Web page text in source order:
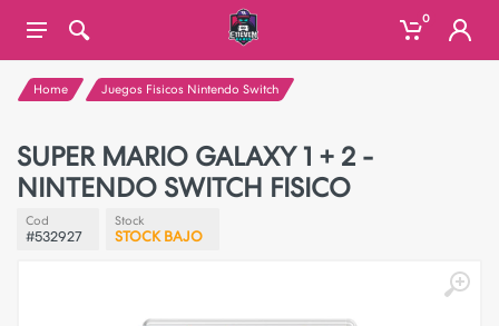
0
Home Juegos Fisicos Nintendo Switch
SUPER MARIO GALAXY 1 + 2 -
NINTENDO SWITCH FISICO
Cod
#532927
Stock
STOCK BAJO